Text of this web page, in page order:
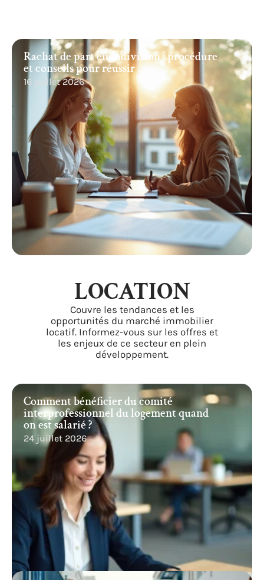
Rachat de part en indivision : procédure
et conseils pour réussir
16 juillet 2026
LOCATION
Couvre les tendances et les
opportunités du marché immobilier
locatif. Informez-vous sur les offres et
les enjeux de ce secteur en plein
développement.
Comment bénéficier du comité
interprofessionnel du logement quand
on est salarié ?
24 juillet 2026